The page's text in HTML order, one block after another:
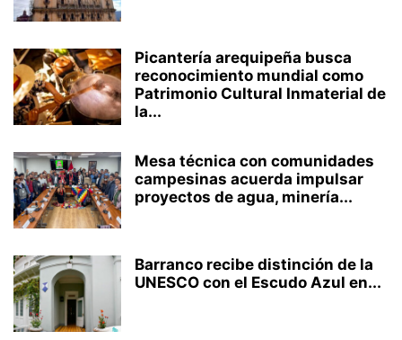
Picantería arequipeña busca
reconocimiento mundial como
Patrimonio Cultural Inmaterial de
la...
Mesa técnica con comunidades
campesinas acuerda impulsar
proyectos de agua, minería...
Barranco recibe distinción de la
UNESCO con el Escudo Azul en...